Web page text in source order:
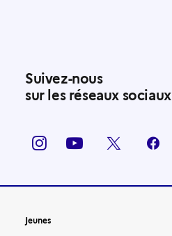
Suivez-nous
sur les réseaux sociaux
Jeunes